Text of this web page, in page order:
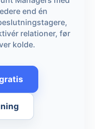
end én
relationer, før
kolde.